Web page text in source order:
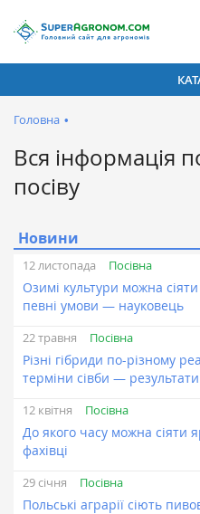
Головна •
Вся інформація
посіву
Новини
12 листопада Посівна
Озимі культури можна
певні умови — науковець
22 травня Посівна
Різні гібриди по-різному
терміни сівби — результати
12 квітня Посівна
До якого часу можна сіяти
фахівці
29 січня Посівна
Польські аграрії сіють